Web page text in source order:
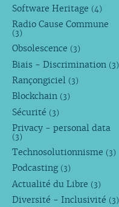
Software Heritage (4)
Radio Cause Commune
(3)
Obsolescence (3)
Biais - Discrimination (3)
Rançongiciel (3)
Blockchain (3)
Sécurité (3)
Privacy - personal data
(3)
Technosolutionnisme (3)
Podcasting (3)
Actualité du Libre (3)
Diversité - Inclusivité (3)